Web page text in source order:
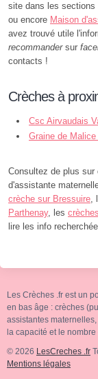
site dans les sections
ou encore Maison
avez trouvé utile
recommandersur
contacts !
Crèches à
Csc Airvaudais
AirvaultGraine de
Consultez de plus
d'assistante
crèche sur Bressuire,
Parthenay, les
lire les info
Les Crèches .fr est un
en bas âge : crèches
assistantes
la capacité et le
© 2026 LesCreches .fr
Mentions légales